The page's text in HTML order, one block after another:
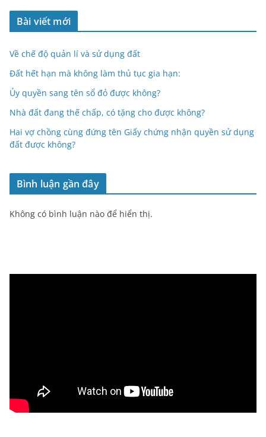
Bài viết mới
Về chế độ quản lí và sử dụng đất
Đất hết hạn mà không làm thủ tục gia hạn:
Ủy quyền sang tên sổ đỏ được không?
Nhà đất đang thế chấp, có tặng cho được không?
Hai vợ chồng cùng đứng tên Giấy chứng nhận quyền sử dụng
đất được không?
Bình luận gần đây
Không có bình luận nào để hiển thị.